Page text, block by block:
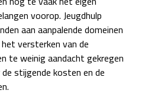
voorop. Jeugdhulp
aan aanpalende domeinen
versterken van de
te weinig aandacht gekregen
stijgende kosten en de